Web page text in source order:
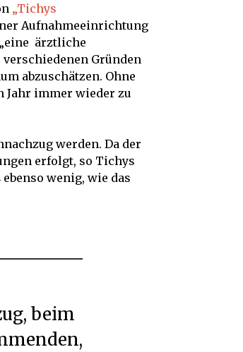
„Tichys
Aufnahmeeinrichtung
ärztliche
Gründen
abzuschätzen. Ohne
Jahr immer wieder zu
werden. Da der
erfolgt, so Tichys
wenig, wie das